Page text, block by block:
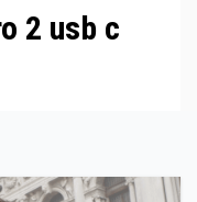
2 usb c